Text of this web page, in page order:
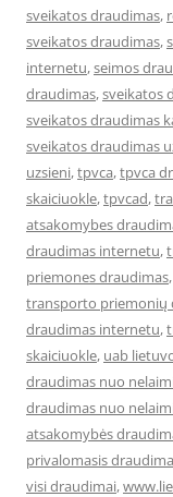
sveikatos draudimas,
sveikatos draudimas,
internetu,seimos
draudimas,sveikatos
sveikatos draudimas
sveikatos draudimas
uzsieni,tpvca,tpvca
skaiciuokle,tpvcad,
atsakomybes
draudimas internetu,
priemones draudimas,
transporto priemonių
draudimas internetu,
skaiciuokle, uab
draudimas nuo
draudimas nuo
atsakomybės
privalomasis
visi draudimai,